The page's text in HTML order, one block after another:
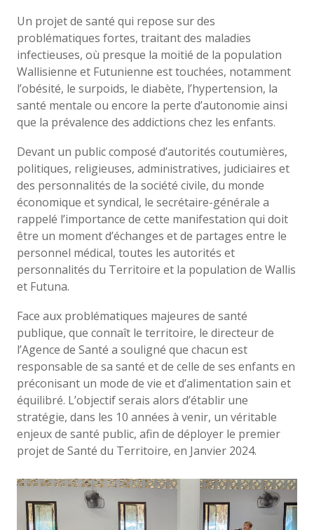
Un projet de santé qui repose sur des
problématiques fortes, traitant des maladies
infectieuses, où presque la moitié de la population
Wallisienne et Futunienne est touchées, notamment
l’obésité, le surpoids, le diabète, l’hypertension, la
santé mentale ou encore la perte d’autonomie ainsi
que la prévalence des addictions chez les enfants.
Devant un public composé d’autorités coutumières,
politiques, religieuses, administratives, judiciaires et
des personnalités de la société civile, du monde
économique et syndical, le secrétaire-générale a
rappelé l’importance de cette manifestation qui doit
être un moment d’échanges et de partages entre le
personnel médical, toutes les autorités et
personnalités du Territoire et la population de Wallis
et Futuna.
Face aux problématiques majeures de santé
publique, que connaît le territoire, le directeur de
l’Agence de Santé a souligné que chacun est
responsable de sa santé et de celle de ses enfants en
préconisant un mode de vie et d’alimentation sain et
équilibré. L’objectif serais alors d’établir une
stratégie, dans les 10 années à venir, un véritable
enjeux de santé public, afin de déployer le premier
projet de Santé du Territoire, en Janvier 2024.